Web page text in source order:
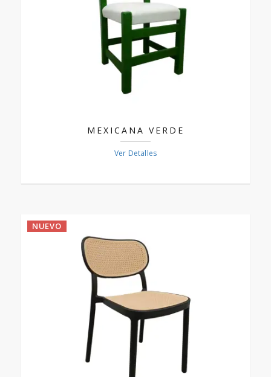
MEXICANA VERDE
Ver Detalles
NUEVO